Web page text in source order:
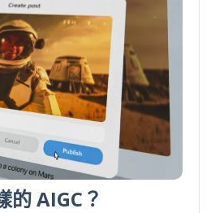
的 AIGC？